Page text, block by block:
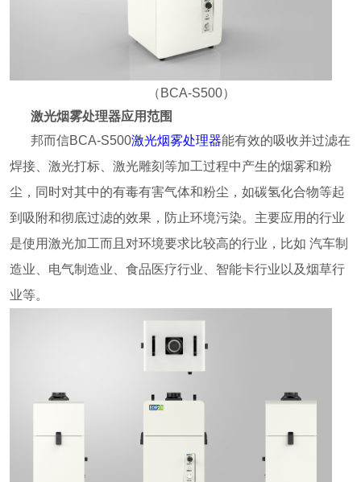
（BCA-S500）
激光烟雾处理器应用范围
邦而信BCA-S500激光烟雾处理器能有效的吸收并过滤在
焊接、激光打标、激光雕刻等加工过程中产生的烟雾和粉
尘，同时对其中的有毒有害气体和粉尘，如碳氢化合物等起
到吸附和彻底过滤的效果，防止环境污染。主要应用的行业
是使用激光加工而且对环境要求比较高的行业，比如 汽车制
造业、电气制造业、食品医疗行业、智能卡行业以及烟草行
业等。